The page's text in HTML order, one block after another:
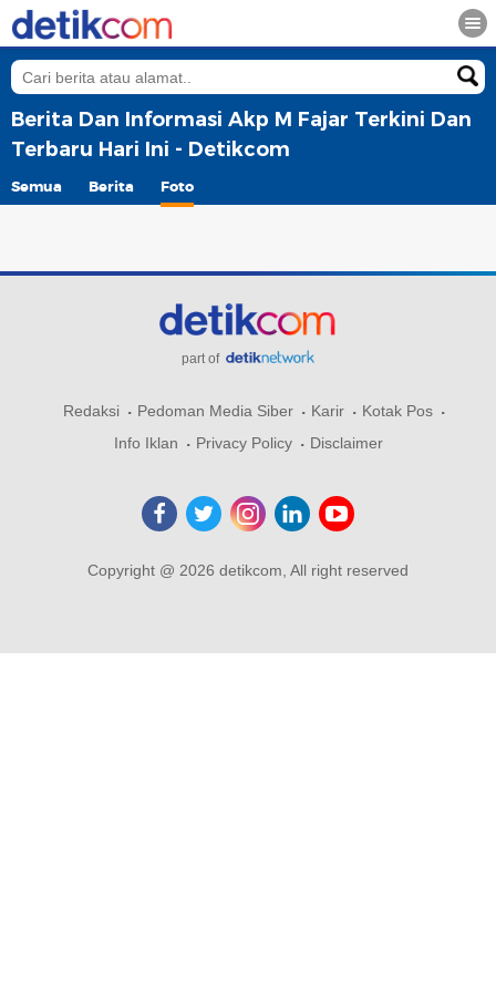
Berita Dan Informasi Akp M Fajar Terkini Dan
Terbaru Hari Ini - Detikcom
Semua Berita Foto
part of
Redaksi Pedoman Media Siber Karir
Kotak Pos
Info Iklan
Privacy Policy Disclaimer
Copyright @ 2026 detikcom, All right reserved